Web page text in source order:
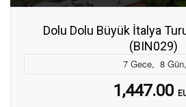
Dolu Dolu Büyük İtalya
(BIN029)
7 Gece, 8 Gün,
1,447.00